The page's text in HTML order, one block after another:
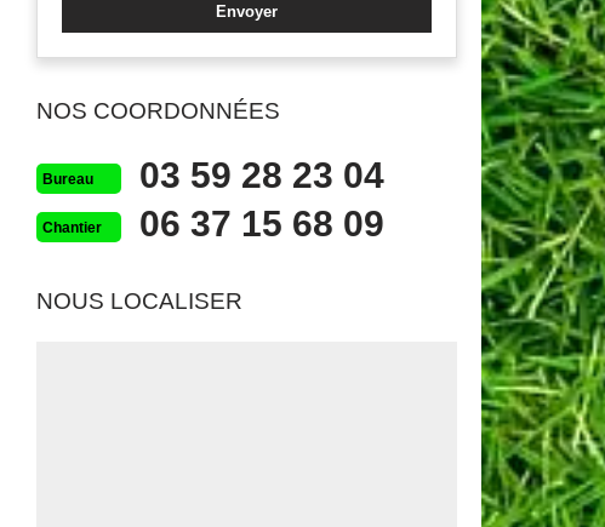
NOS COORDONNÉES
Bureau 03 59 28 23 04
Chantier 06 37 15 68 09
NOUS LOCALISER